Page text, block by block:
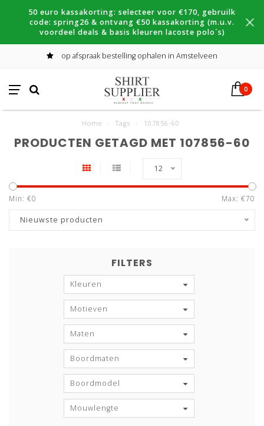
50 euro kassakorting: selecteer voor €170, gebruilk
code: spring26 & ontvang €50 kassakorting (m.u.v.
voordeel deals & basis kleuren lacoste polo´s)
op afspraak bestelling ophalen in Amstelveen
0
Home Tags 107856-60
PRODUCTEN GETAGD MET 107856-60
12
Min: €0 Max: €70
Nieuwste producten
FILTERS
Kleuren
Motieven
Maten
Boordmaten
Boordmodel
Mouwlengte